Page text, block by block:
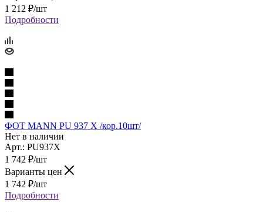
1 212 ₽/шт
Подробности
ФОТ MANN PU 937 X /кор.10шт/
Нет в наличии
Арт.: PU937X
1 742 ₽/шт
Варианты цен
1 742 ₽/шт
Подробности